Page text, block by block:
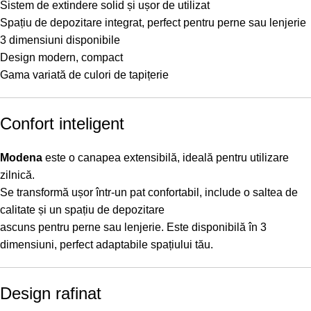
Sistem de extindere solid și ușor de utilizat
Spațiu de depozitare integrat, perfect pentru perne sau lenjerie
3 dimensiuni disponibile
Design modern, compact
Gama variată de culori de tapițerie
Confort inteligent
Modena este o canapea extensibilă, ideală pentru utilizare
zilnică.
Se transformă ușor într-un pat confortabil, include o saltea de
calitate și un spațiu de depozitare
ascuns pentru perne sau lenjerie. Este disponibilă în 3
dimensiuni, perfect adaptabile spațiului tău.
Design rafinat